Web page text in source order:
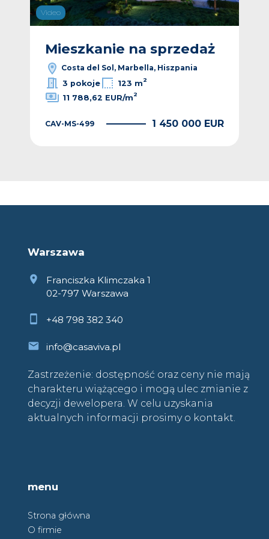
Video
Mieszkanie na sprzedaż
Costa del Sol, Marbella, Hiszpania
3 pokoje
123 m2
11 788,62 EUR/m2
CAV-MS-499 1 450 000 EUR
Warszawa
Franciszka Klimczaka 1
02-797 Warszawa
+48 798 382 340
info@casaviva.pl
Zastrzeżenie: dostępność oraz ceny nie mają
charakteru wiążącego i mogą ulec zmianie z
decyzji dewelopera. W celu uzyskania
aktualnych informacji prosimy o kontakt.
menu
Strona główna
O firmie